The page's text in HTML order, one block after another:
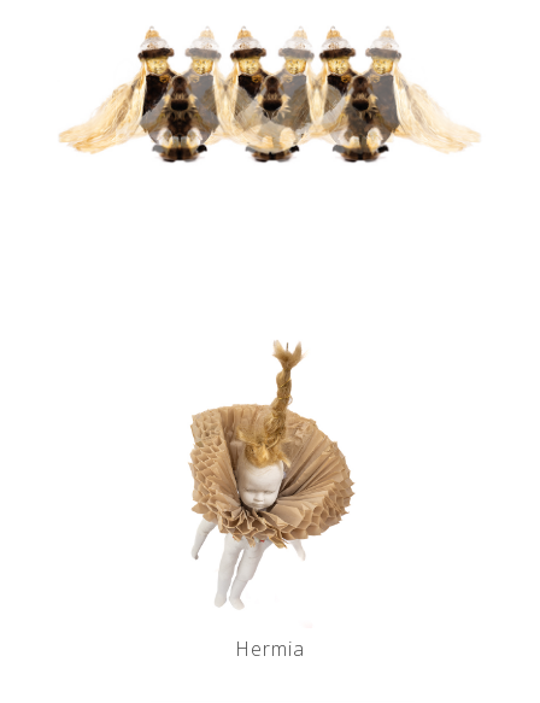
Hermia